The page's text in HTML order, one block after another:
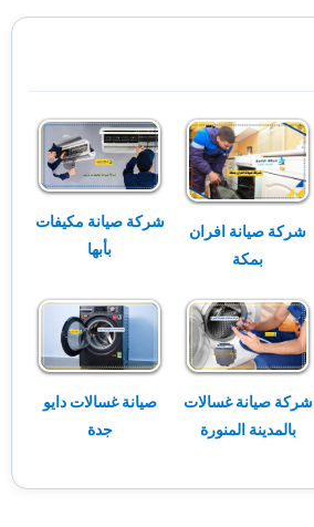
شركة صيانة افران
بمكة
شركة صيانة مكيفات
بأبها
شركة صيانة غسالات
بالمدينة المنورة
صيانة غسالات دايو
جدة